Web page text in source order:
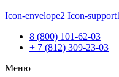
Icon-envelope2 Icon-support1
8 (800) 101-62-03
+ 7 (812) 309-23-03
Меню